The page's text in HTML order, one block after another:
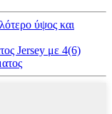
ύψος και
Jersey με 4(6)